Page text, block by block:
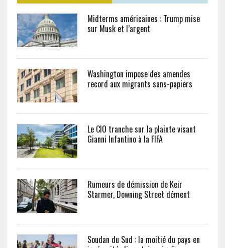
Midterms américaines : Trump mise
sur Musk et l’argent
Washington impose des amendes
record aux migrants sans-papiers
Le CIO tranche sur la plainte visant
Gianni Infantino à la FIFA
Rumeurs de démission de Keir
Starmer, Downing Street dément
Soudan du Sud : la moitié du pays en